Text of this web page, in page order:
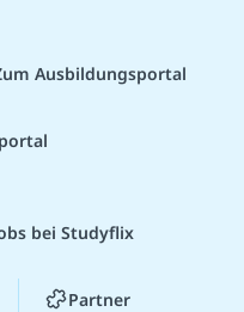
Ausbildungsportal
bei Studyflix
Partner